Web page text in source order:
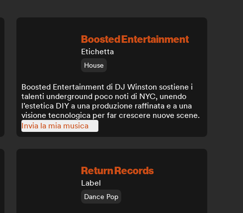
Boosted Entertainment
Etichetta
House
Boosted Entertainment di DJ Winston sostiene i
talenti underground poco noti di NYC, unendo
l’estetica DIY a una produzione raffinata e a una
visione tecnologica per far crescere nuove scene.
Invia la mia musica
Return Records
Label
Dance Pop